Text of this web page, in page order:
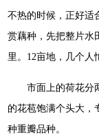
不热的时候，正好适
赏藕种，先把整片水
里。12亩地，几个人
市面上的荷花分
的花苞饱满个头大，
种重瓣品种。